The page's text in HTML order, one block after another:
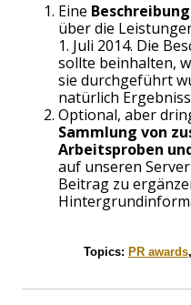
Eine Beschreibung
über die
1. Juli 2014. Die
sollte beinhalten,
sie durchgeführt
natürlich
Optional, aber
Sammlung von
Arbeitsproben
auf unseren
Beitrag zu
Topics: PR awards,